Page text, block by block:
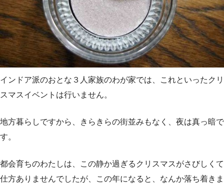
インドア派のおとな３人家族のわが家では、これといったクリ
スマスイベントは行いません。
地方暮らしですから、きらきらの街並みもなく、夜は真っ暗で
す。
都会育ちのわたしは、この静か過ぎるクリスマスがさびしくて
仕方ありませんでしたが、この年になると、なんか落ち着きま